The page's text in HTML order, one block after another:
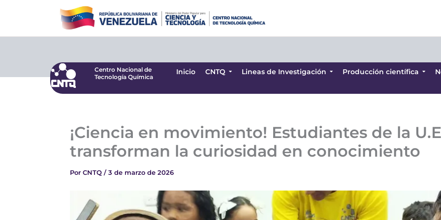
Tecnología Química
CNTQ
Centro Nacional de
Tecnología Química
Inicio CNTQ Lineas de Investigación Producción científica
¡Ciencia en movimiento! Estudiantes de la
transforman la curiosidad en conocimiento
Por CNTQ /3 de marzo de 2026